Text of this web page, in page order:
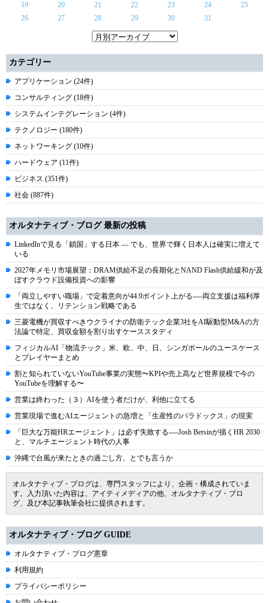
19
20 21 22 23 24
25
26
27 28 29 30 31
カテゴリー
アプリケーション (24件)
コンサルティング (18件)
システムインテグレーション (4件)
テクノロジー (180件)
ネットワーキング (10件)
ハードウェア (11件)
ビジネス (351件)
社会 (887件)
オルタナティブ・ブログ 最新の投稿
LinkedInで見る「鎖国」する日本 ― でも、世界で輝く日本人は確実に増えて
いる
2027年メモリ市場展望：DRAM供給不足の長期化とNAND Flash供給緩和が及
ぼすクラウド設備投資への影響
「両立しやすい職場」で定着意向が44.9ポイント上がる----両立支援は福利厚
生ではなく、リテンション戦略である
三菱電機が買収すべきウクライナの防衛テック企業3社をAI駆動型M&Aの方
法論で特定、買収金額を割り出すケーススタディ
フィジカルAI「物流テック」米、欧、中、日、シンガポールのユースケース
とプレイヤーまとめ
割と知られていないYouTube事業の実態〜KPIや売上高など世界規模で今の
YouTubeを理解する〜
営業は終わった（３）AIを使う者だけが、利他に立てる
営業現場で進むAIエージェントの急増と「生産性のパラドックス」の現実
「巨大な万能HRエージェント」は必ず失敗する----Josh Bersinが描くHR 2030
と、マルチエージェント時代の人事
沖縄で台風が来たときの過ごし方、とでも言うか
オルタナティブ・ブログは、専門スタッフにより、企画・構成されていま
す。入力頂いた内容は、アイティメディアの他、オルタナティブ・ブロ
グ、及び本記事執筆会社に提供されます。
オルタナティブ・ブログ GUIDE
オルタナティブ・ブログ憲章
利用規約
プライバシーポリシー